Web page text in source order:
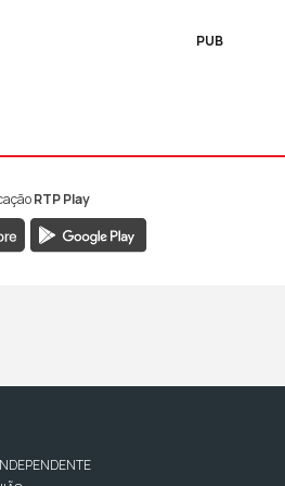
PUB
1 1
Antena 1
RTP Play